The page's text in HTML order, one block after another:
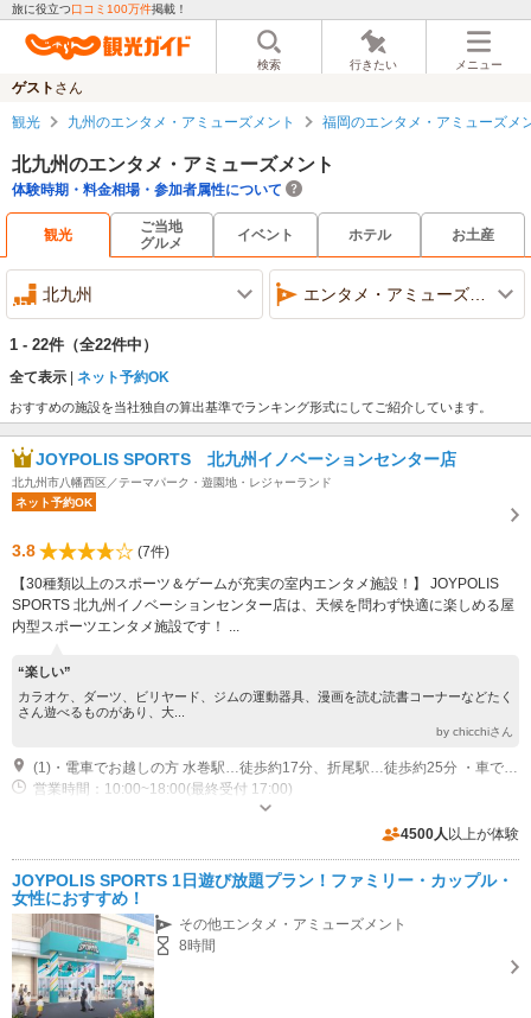
旅に役立つ口コミ100万件掲載！
検索 行きたい メニュー
ゲスト さん
観光 九州のエンタメ・アミューズメント 福岡のエンタメ・アミューズメ
北九州のエンタメ・アミューズメント
体験時期・料金相場・参加者属性について
観光
ご当地
グルメ
イベント ホテル お土産
北九州 エンタメ・アミューズメント
1 - 22件 （全22件中）
全て表示 ネット予約OK
おすすめの施設を当社独自の算出基準でランキング形式にしてご紹介しています。
JOYPOLIS SPORTS 北九州イノベーションセンター店
北九州市八幡西区／テーマパーク・遊園地・レジャーランド
ネット予約OK
3.8
(7件)
【30種類以上のスポーツ＆ゲームが充実の室内エンタメ施設！】 JOYPOLIS
SPORTS 北九州イノベーションセンター店は、天候を問わず快適に楽しめる屋
内型スポーツエンタメ施設です！ ...
“楽しい”
カラオケ、ダーツ、ビリヤード、ジムの運動器具、漫画を読む読書コーナーなどたく
さん遊べるものがあり、大...
by chicchiさん
営業時間：10:00~18:00(最終受付 17:00)
専用駐車場あり（無料）384台 ※大型バス駐車可能
4500人 以上が体験
JOYPOLIS SPORTS 1日遊び放題プラン！ファミリー・カップル・
女性におすすめ！
その他エンタメ・アミューズメント
8時間